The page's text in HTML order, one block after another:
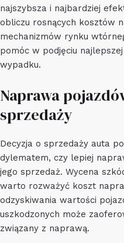
najszybsza i najbardziej
obliczu rosnących kosztów
mechanizmów rynku
pomóc w podjęciu
wypadku.
Naprawa
sprzedaży
Decyzja o sprzedaży auta
dylematem, czy lepiej
jego sprzedaż. Wycena
warto rozważyć koszt
odzyskiwania wartości
uszkodzonych może
związany z naprawą.